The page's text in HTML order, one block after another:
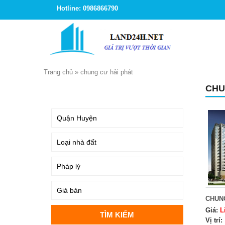
Hotline: 0986866790
Trang chủ » chung cư hải phát
Giá:
Vị trí: